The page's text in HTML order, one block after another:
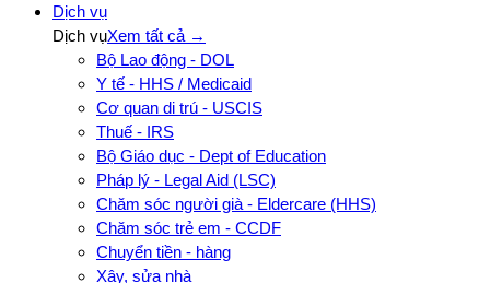
Dịch vụ
Dịch vụXem tất cả →
Bộ Lao động - DOL
Y tế - HHS / Medicaid
Cơ quan di trú - USCIS
Thuế - IRS
Bộ Giáo dục - Dept of Education
Pháp lý - Legal Aid (LSC)
Chăm sóc người già - Eldercare (HHS)
Chăm sóc trẻ em - CCDF
Chuyển tiền - hàng
Xây, sửa nhà